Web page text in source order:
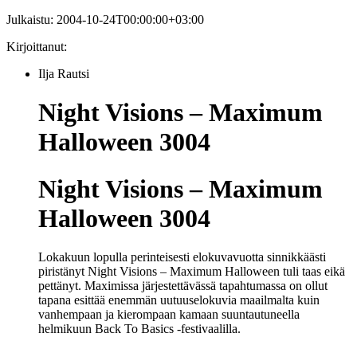
Julkaistu: 2004-10-24T00:00:00+03:00
Kirjoittanut:
Ilja Rautsi
Night Visions – Maximum
Halloween 3004
Night Visions – Maximum
Halloween 3004
Lokakuun lopulla perinteisesti elokuvavuotta sinnikkäästi
piristänyt Night Visions – Maximum Halloween tuli taas eikä
pettänyt. Maximissa järjestettävässä tapahtumassa on ollut
tapana esittää enemmän uutuuselokuvia maailmalta kuin
vanhempaan ja kierompaan kamaan suuntautuneella
helmikuun Back To Basics -festivaalilla.